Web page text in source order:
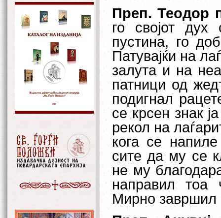
Преп. Теодор
го својот дух
пустина, го
Патувајќи на
залута и на
патници од
подигнал
се крсен знак
рекол на
кога се
сите да му се
не му
направил тоа
Мирно завршил